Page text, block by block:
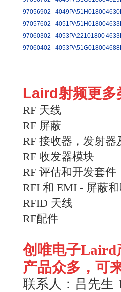
97056902
4049PA51H01800
97057602
4051PA51H01800
97060302
4053PA22101800
97060402
4053PA51G01800
Laird射频更多
RF 天线
RF 屏蔽
RF 接收器，发射
RF 收发器模块
RF 评估和开发套件
RFI 和 EMI - 屏蔽
RFID 天线
RF配件
创唯电子Laird
产品众多，可
联系人：吕先生